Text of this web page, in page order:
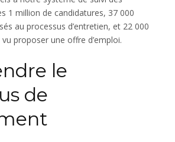
1 million de candidatures, 37 000
au processus d’entretien, et 22 000
proposer une offre d’emploi.
le
de